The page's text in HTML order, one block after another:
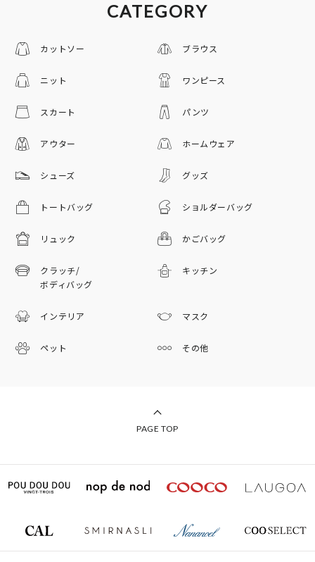
CATEGORY
カットソー ブラウス
ニット ワンピース
スカート パンツ
アウター ホームウェア
シューズ グッズ
トートバッグ ショルダーバッグ
リュック かごバッグ
クラッチ/
ボディバッグ
キッチン
インテリア マスク
ペット その他
PAGE TOP